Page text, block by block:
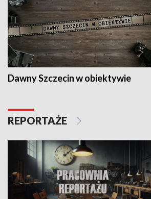
Dawny Szczecin w obiektywie
REPORTAŻE